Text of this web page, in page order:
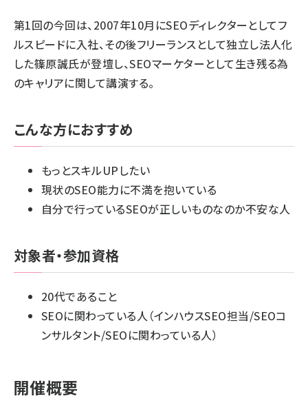
第1回の今回は、2007年10月にSEOディレクターとしてフ
ルスピードに入社、その後フリーランスとして独立し法人化
した篠原誠氏が登壇し、SEOマーケターとして生き残る為
のキャリアに関して講演する。
こんな方におすすめ
もっとスキルUPしたい
現状のSEO能力に不満を抱いている
自分で行っているSEOが正しいものなのか不安な人
対象者・参加資格
20代であること
SEOに関わっている人（インハウスSEO担当/SEOコ
ンサルタント/SEOに関わっている人）
開催概要